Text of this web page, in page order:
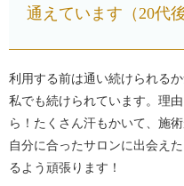
通えています（20代
利用する前は通い続けられる
私でも続けられています。理
ら！たくさん汗もかいて、施
自分に合ったサロンに出会え
るよう頑張ります！